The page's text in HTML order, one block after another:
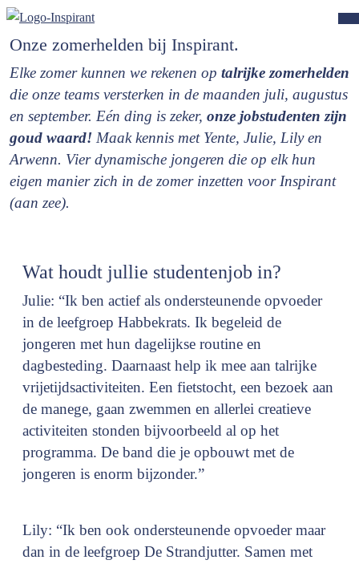
Onze zomerhelden bij Inspirant.
Elke zomer kunnen we rekenen op talrijke zomerhelden
die onze teams versterken in de maanden juli, augustus
en september. Eén ding is zeker, onze jobstudenten zijn
goud waard! Maak kennis met Yente, Julie, Lily en
Arwenn. Vier dynamische jongeren die op elk hun
eigen manier zich in de zomer inzetten voor Inspirant
(aan zee).
Wat houdt jullie studentenjob in?
Julie: “Ik ben actief als ondersteunende opvoeder
in de leefgroep Habbekrats. Ik begeleid de
jongeren met hun dagelijkse routine en
dagbesteding. Daarnaast help ik mee aan talrijke
vrijetijdsactiviteiten. Een fietstocht, een bezoek aan
de manege, gaan zwemmen en allerlei creatieve
activiteiten stonden bijvoorbeeld al op het
programma. De band die je opbouwt met de
jongeren is enorm bijzonder.”
Lily: “Ik ben ook ondersteunende opvoeder maar
dan in de leefgroep De Strandjutter. Samen met